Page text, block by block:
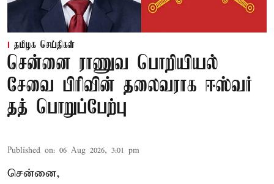
தமிழக செய்திகள்
சென்னை ராணுவ பொறியியல்
சேவை பிரிவின் தலைவராக ஈஸ்வர்
தத் பொறுப்பேற்பு
Published on: 06 Aug 2026, 3:01 pm
சென்னை,